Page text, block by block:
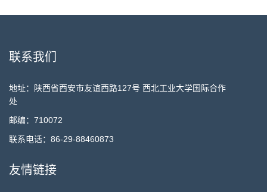
联系我们
地址：陕西省西安市友谊西路127号 西北工业大学国际合作
处
邮编：710072
联系电话：86-29-88460873
友情链接